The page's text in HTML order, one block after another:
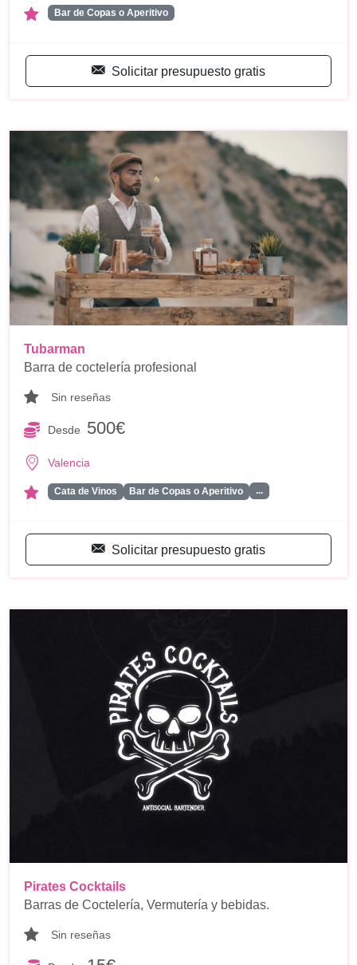
Bar de Copas o Aperitivo
Solicitar presupuesto gratis
Tubarman
Barra de coctelería profesional
Sin reseñas
Desde 500€
Valencia
Cata de Vinos Bar de Copas o Aperitivo ...
Solicitar presupuesto gratis
Pirates Cocktails
Barras de Coctelería, Vermutería y bebidas.
Sin reseñas